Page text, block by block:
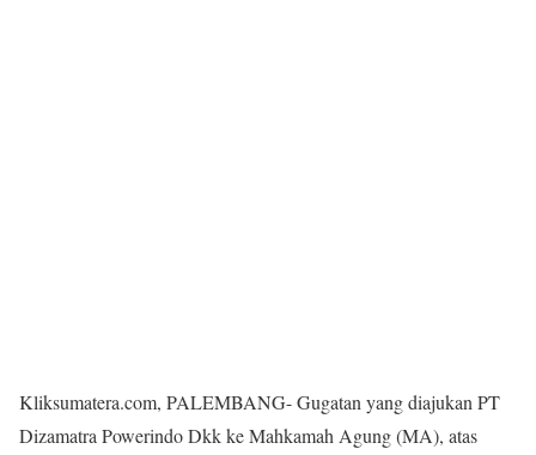
Kliksumatera.com, PALEMBANG- Gugatan yang diajukan PT
Dizamatra Powerindo Dkk ke Mahkamah Agung (MA), atas